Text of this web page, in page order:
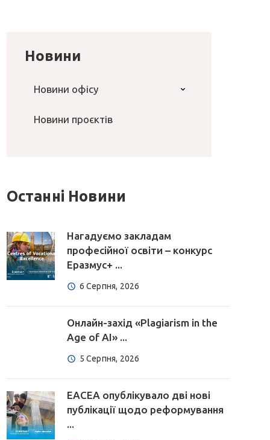
Новини
Новини офісу
Новини проєктів
Останні Новини
Нагадуємо закладам
професійної освіти – конкурс
Еразмус+ ...
6 Серпня, 2026
Онлайн-захід «Plagiarism in the
Age of AI» ...
5 Серпня, 2026
EACEA опублікувало дві нові
публікації щодо реформування
...